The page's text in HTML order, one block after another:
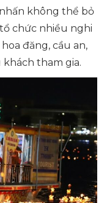
không thể bỏ
chức nhiều nghi
đăng, cầu an,
tham gia.